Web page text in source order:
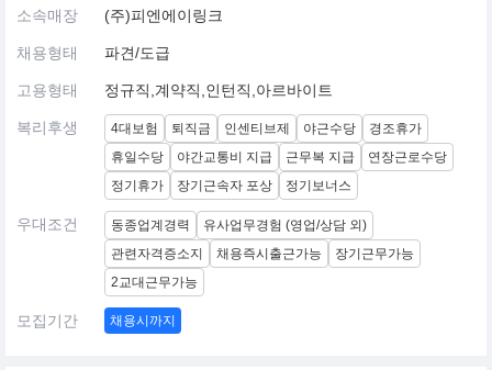
소속매장 (주)피엔에이링크
채용형태 파견/도급
고용형태 정규직,계약직,인턴직,아르바이트
복리후생 4대보험 퇴직금 인센티브제 야근수당
경조휴가
휴일수당
야간교통비 지급 근무복 지급
연장근로수당
정기휴가
장기근속자 포상 정기보너스
우대조건 동종업계경력
유사업무경험 (영업/상담 외)
관련자격증소지
채용즉시출근가능
장기근무가능
2교대근무가능
모집기간 채용시까지